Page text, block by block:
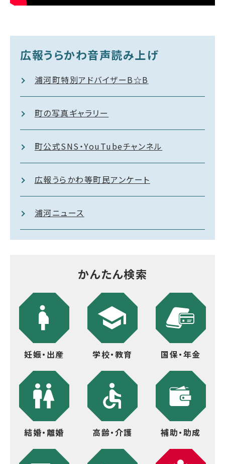
広報うらかわ音声読み上げ
浦河町特別アドバイザーB☆B
町の写真ギャラリー
町公式SNS・YouTubeチャンネル
広報うらかわ等町民アンケート
浦河ニュース
かんたん検索
妊娠・出産 学校・教育 国保・年金
結婚・離婚 高齢・介護 補助・助成